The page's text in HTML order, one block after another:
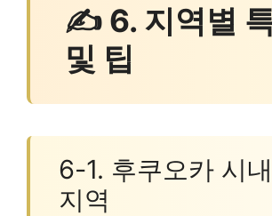
✍ 6. 지역별
및 팁
6-1. 후쿠오카 시
지역